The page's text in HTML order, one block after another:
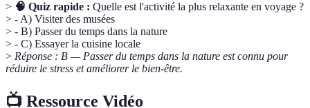
> 🧠 Quiz rapide : Quelle est l'activité la plus relaxante en voyage ?
> - A) Visiter des musées
> - B) Passer du temps dans la nature
> - C) Essayer la cuisine locale
> Réponse : B — Passer du temps dans la nature est connu pour
réduire le stress et améliorer le bien-être.
📺 Ressource Vidéo